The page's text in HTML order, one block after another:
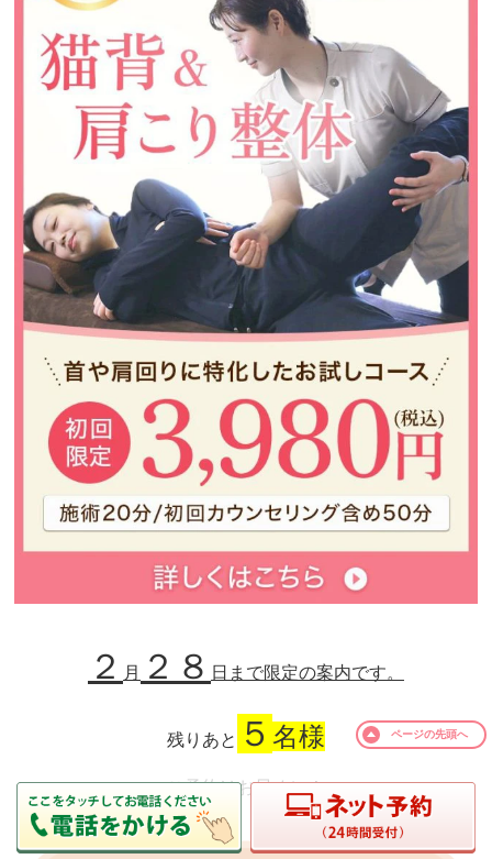
２ 月 ２８ 日 まで限定の案内です。
残りあと ５ 名様
ご予約はお早めに！
ページの先頭へ